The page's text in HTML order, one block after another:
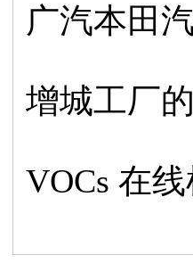
广汽本田
增城工厂
VOCs 在